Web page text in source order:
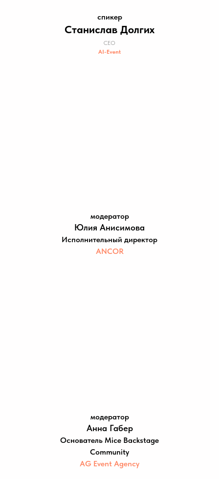
спикер
Станислав Долгих
СЕО
AI-Event
модератор
Юлия Анисимова
Исполнительный директор
ANCOR
модератор
Анна Габер
Основатель Mice Backstage
Community
AG Event Agency